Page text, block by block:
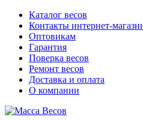
Каталог весов
Контакты интернет-
Оптовикам
Гарантия
Поверка весов
Ремонт весов
Доставка и оплата
О компании